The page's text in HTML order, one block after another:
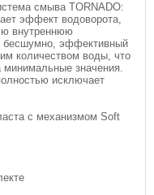
смыва TORNADO:
эффект водоворота,
внутреннюю
бесшумно, эффективный
количеством воды, что
минимальные значения.
исключает
с механизмом Soft